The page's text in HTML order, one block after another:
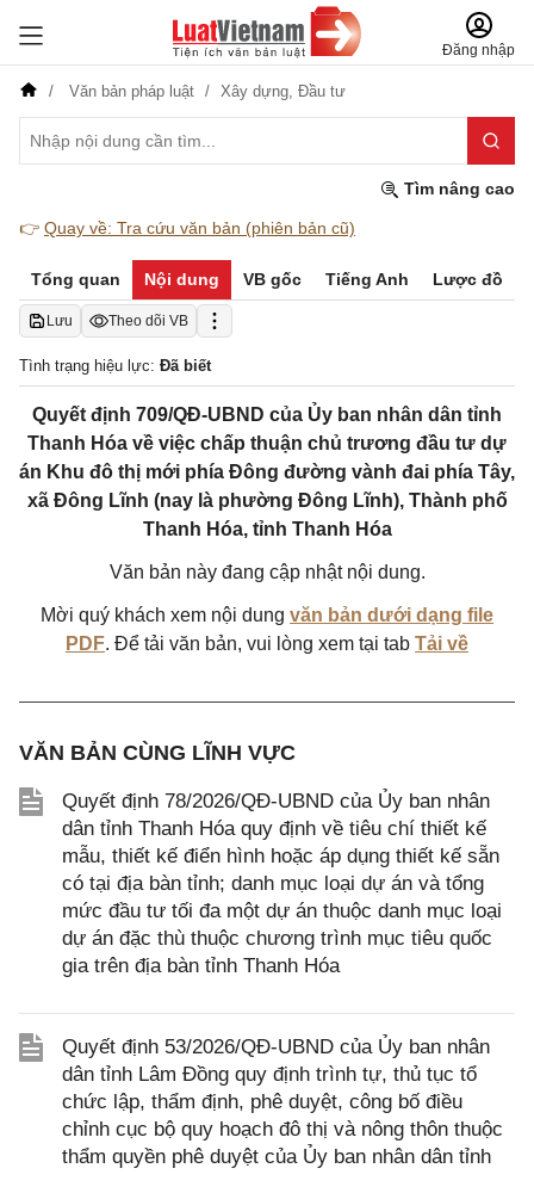
Đăng nhập
Văn bản pháp luật Xây dựng, Đầu tư
Tìm nâng cao
👉 Quay về: Tra cứu văn bản (phiên bản cũ)
Tổng quan Nội dung VB gốc Tiếng Anh Lược đồ
Lưu Theo dõi VB
Tình trạng hiệu lực: Đã biết
Quyết định 709/QĐ-UBND của Ủy ban nhân dân tỉnh
Thanh Hóa về việc chấp thuận chủ trương đầu tư dự
án Khu đô thị mới phía Đông đường vành đai phía Tây,
xã Đông Lĩnh (nay là phường Đông Lĩnh), Thành phố
Thanh Hóa, tỉnh Thanh Hóa
Văn bản này đang cập nhật nội dung.
Mời quý khách xem nội dung văn bản dưới dạng file
PDF. Để tải văn bản, vui lòng xem tại tab Tải về
VĂN BẢN CÙNG LĨNH VỰC
Quyết định 78/2026/QĐ-UBND của Ủy ban nhân
dân tỉnh Thanh Hóa quy định về tiêu chí thiết kế
mẫu, thiết kế điển hình hoặc áp dụng thiết kế sẵn
có tại địa bàn tỉnh; danh mục loại dự án và tổng
mức đầu tư tối đa một dự án thuộc danh mục loại
dự án đặc thù thuộc chương trình mục tiêu quốc
gia trên địa bàn tỉnh Thanh Hóa
Quyết định 53/2026/QĐ-UBND của Ủy ban nhân
dân tỉnh Lâm Đồng quy định trình tự, thủ tục tổ
chức lập, thẩm định, phê duyệt, công bố điều
chỉnh cục bộ quy hoạch đô thị và nông thôn thuộc
thẩm quyền phê duyệt của Ủy ban nhân dân tỉnh